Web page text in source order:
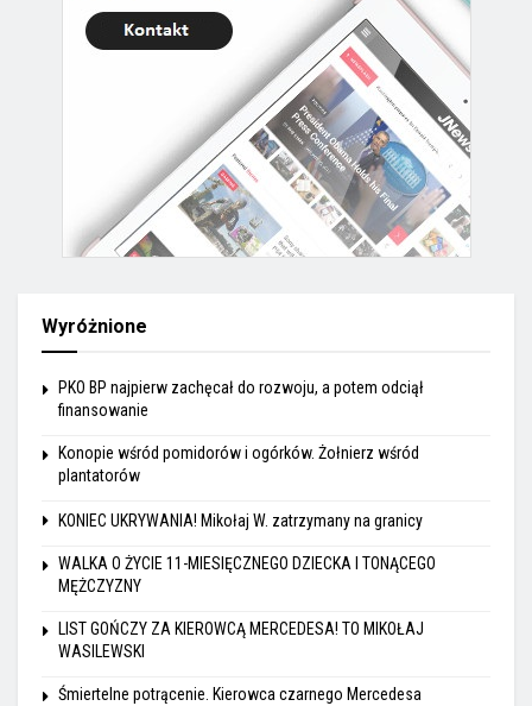
Wyróżnione
PKO BP najpierw zachęcał do rozwoju, a potem odciął
finansowanie
Konopie wśród pomidorów i ogórków. Żołnierz wśród
plantatorów
KONIEC UKRYWANIA! Mikołaj W. zatrzymany na granicy
WALKA O ŻYCIE 11-MIESIĘCZNEGO DZIECKA I TONĄCEGO
MĘŻCZYZNY
LIST GOŃCZY ZA KIEROWCĄ MERCEDESA! TO MIKOŁAJ
WASILEWSKI
Śmiertelne potrącenie. Kierowca czarnego Mercedesa